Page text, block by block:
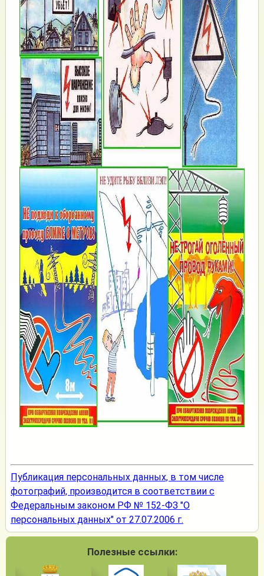
Публикация персональных данных, в том числе
фотографий, производится в соответствии с
Федеральным законом РФ № 152-ФЗ "О
персональных данных" от 27.07.2006 г.
Полезные ссылки: